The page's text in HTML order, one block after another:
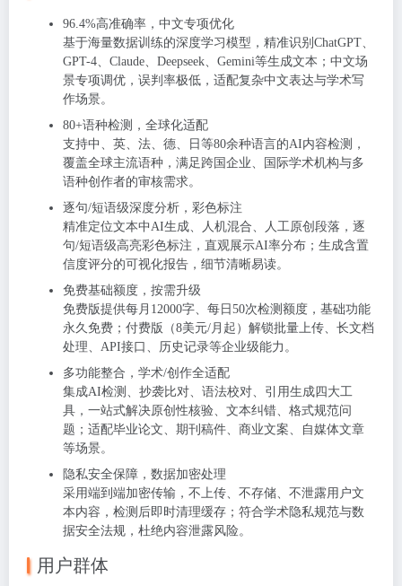
96.4%高准确率，中文专项优化
基于海量数据训练的深度学习模型，精准识别ChatGPT、
GPT-4、Claude、Deepseek、Gemini等生成文本； 中文场
景专项调优 ，误判率极低，适配复杂中文表达与学术写
作场景。
80+语种检测，全球化适配
支持中、英、法、德、日等80余种语言的AI内容检测，
覆盖全球主流语种，满足跨国企业、国际学术机构与多
语种创作者的审核需求。
逐句/短语级深度分析，彩色标注
精准定位文本中AI生成、人机混合、人工原创 段落，逐
句/短语级高亮彩色标注，直观展示AI率分布；生成含置
信度评分的可视化报告，细节清晰易读。
免费基础额度，按需升级
免费版提供每月12000字、每日50次检测 额度，基础功能
永久免费；付费版（8美元/月起）解锁批量上传、长文档
处理、API接口、历史记录等企业级能力。
多功能整合，学术/创作全适配
集成AI检测、抄袭比对、语法校对、引用生成四大工
具，一站式解决原创性核验、文本纠错、格式规范问
题；适配毕业论文、期刊稿件、商业文案、自媒体文章
等场景。
隐私安全保障，数据加密处理
采用端到端加密传输， 不上传、不存储、不泄露用户文
本内容 ，检测后即时清理缓存；符合学术隐私规范与数
据安全法规，杜绝内容泄露风险。
用户群体